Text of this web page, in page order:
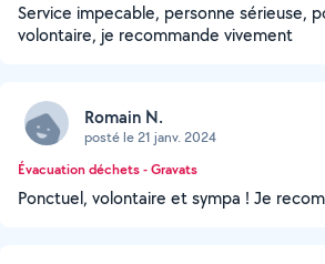
Service impecable, personne sérieuse,
volontaire, je recommande vivement
Romain N.
posté le 21 janv. 2024
Évacuation déchets - Gravats
Ponctuel, volontaire et sympa ! Je